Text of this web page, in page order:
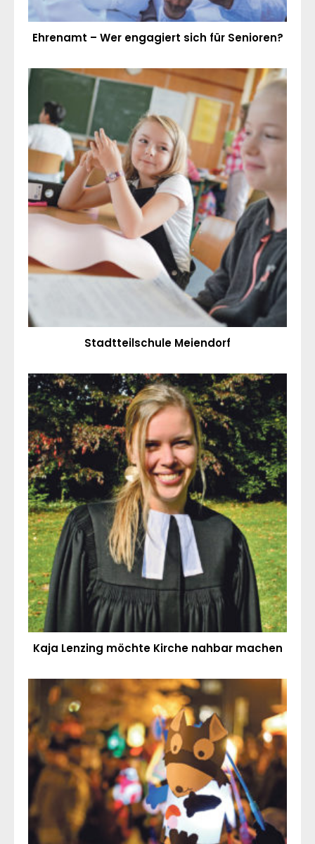
Ehrenamt – Wer engagiert sich für Senioren?
Stadtteilschule Meiendorf
Kaja Lenzing möchte Kirche nahbar machen